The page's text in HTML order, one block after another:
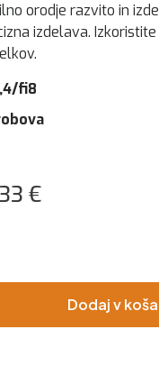
orodje razvito in
izdelava.
fi8
€Trenutna
22,33 €.
Dodaj v